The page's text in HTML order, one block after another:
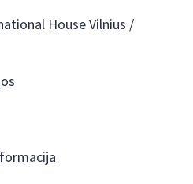
House Vilnius /